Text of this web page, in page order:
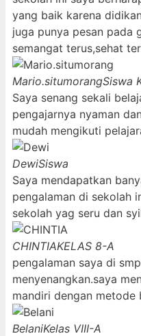
yang baik karena
juga punya pesan pada
semangat terus,sehat
Mario.situmorangSiswa
Saya senang sekali
pengajarnya nyaman
mudah mengikuti
DewiSiswa
Saya mendapatkan
pengalaman di sekolah
sekolah yag seru dan
CHINTIAKELAS 8-A
pengalaman saya di
menyenangkan.saya
mandiri dengan metode
BelaniKelas VIII-A